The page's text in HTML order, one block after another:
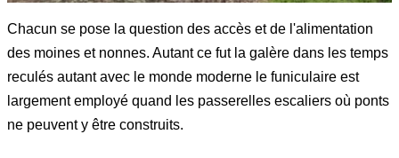
Chacun se pose la question des accès et de l'alimentation
des moines et nonnes. Autant ce fut la galère dans les temps
reculés autant avec le monde moderne le funiculaire est
largement employé quand les passerelles escaliers où ponts
ne peuvent y être construits.